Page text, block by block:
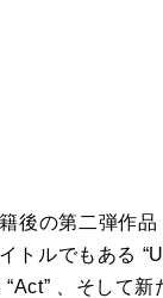
の第二弾作品
ルでもある
、そして